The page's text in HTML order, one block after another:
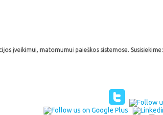
įveikimui, matomumui paieškos sistemose.